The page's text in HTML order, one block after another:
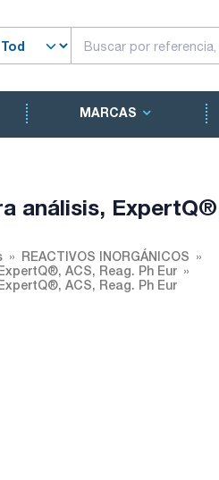
MARCAS
análisis,
REACTIVOS INORGÁNICOS
ACS, Reag. Ph Eur
ACS, Reag. Ph Eur